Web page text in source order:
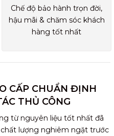
Chế độ bảo hành trọn đời,
hậu mãi & chăm sóc khách
hàng tốt nhất
CẤP CHUẨN ĐỊNH
THỦ CÔNG
từ nguyên liệu tốt nhất đã
lượng nghiêm ngặt trước